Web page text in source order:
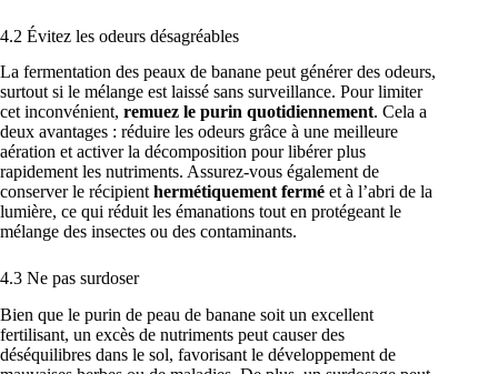
4.2 Évitez les odeurs désagréables
La fermentation des peaux de banane peut générer des odeurs,
surtout si le mélange est laissé sans surveillance. Pour limiter
cet inconvénient, remuez le purin quotidiennement. Cela a
deux avantages : réduire les odeurs grâce à une meilleure
aération et activer la décomposition pour libérer plus
rapidement les nutriments. Assurez-vous également de
conserver le récipient hermétiquement fermé et à l’abri de la
lumière, ce qui réduit les émanations tout en protégeant le
mélange des insectes ou des contaminants.
4.3 Ne pas surdoser
Bien que le purin de peau de banane soit un excellent
fertilisant, un excès de nutriments peut causer des
déséquilibres dans le sol, favorisant le développement de